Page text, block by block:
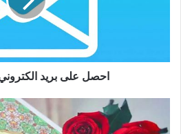
احصل على بريد